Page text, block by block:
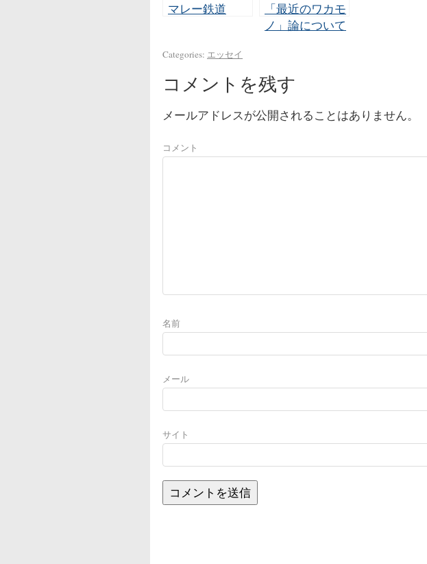
マレー鉄道
「最近のワカモ
ノ」論について
Categories: エッセイ
コメントを残す
メールアドレスが公開されることはありません。
コメント
名前
メール
サイト